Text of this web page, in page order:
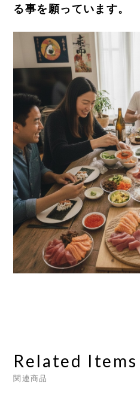
る事を願っています。
Related Items
関連商品